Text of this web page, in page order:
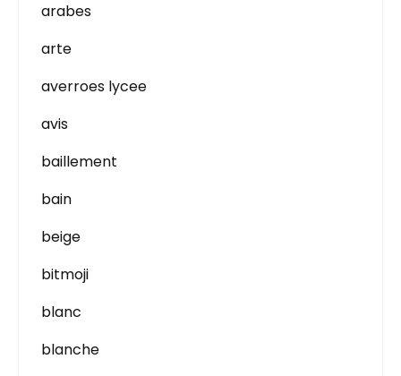
arabes
arte
averroes lycee
avis
baillement
bain
beige
bitmoji
blanc
blanche